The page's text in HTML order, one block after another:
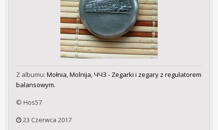
Z albumu: Mołnia, Molnija, ЧЧЗ - Zegarki i zegary z regulatorem
balansowym.
© Hos57
23 Czerwca 2017